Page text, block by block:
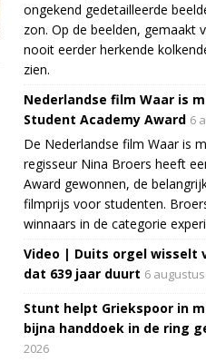
ongekend gedetailleerde
zon. Op de beelden, gemaakt
nooit eerder herkende
zien.
Nederlandse film Waar is
Student Academy Award 6
De Nederlandse film Waar is
regisseur Nina Broers heeft
Award gewonnen, de
filmprijs voor studenten.
winnaars in de categorie
Video | Duits orgel wisselt
dat 639 jaar duurt 6
Stunt helpt Griekspoor in
bijna handdoek in de ring
2026